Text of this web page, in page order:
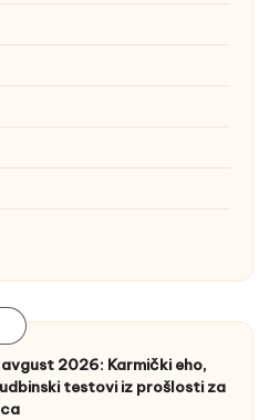
2026: Karmički eho,
testovi iz prošlosti za